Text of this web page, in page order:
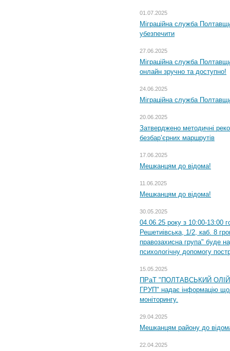
01.07.2025
Міграційна служба
убезпечити
27.06.2025
Міграційна служба
онлайн зручно та доступно!
24.06.2025
Міграційна служба
20.06.2025
Затверджено методичні
безбар’єрних маршрутів
17.06.2025
Мешканцям до відома!
11.06.2025
Мешканцям до відома!
30.05.2025
04.06.25 року з 10:00-13:00
Решетиівська, 1/2, каб. 8
правозахисна група" буде
психологічну допомогу
15.05.2025
ПРаТ "ПОЛТАВСЬКИЙ
ГРУП" надає інформацію
моніторингу.
29.04.2025
Мешканцям району до
22.04.2025